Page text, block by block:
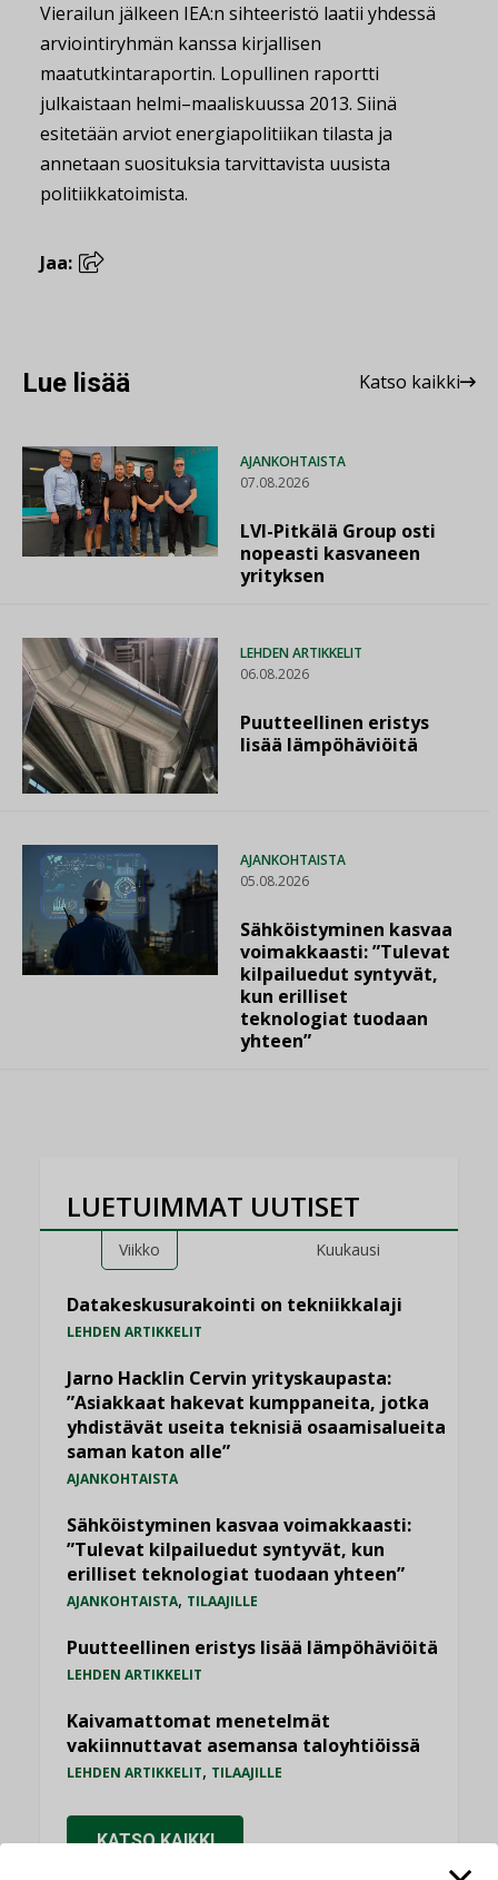
Vierailun jälkeen IEA:n sihteeristö laatii yhdessä
arviointiryhmän kanssa kirjallisen
maatutkintaraportin. Lopullinen raportti
julkaistaan helmi–maaliskuussa 2013. Siinä
esitetään arviot energiapolitiikan tilasta ja
annetaan suosituksia tarvittavista uusista
politiikkatoimista.
Jaa:
Lue lisää Katso kaikki
AJANKOHTAISTA
07.08.2026
LVI-Pitkälä Group osti
nopeasti kasvaneen
yrityksen
LEHDEN ARTIKKELIT
06.08.2026
Puutteellinen eristys
lisää lämpöhäviöitä
AJANKOHTAISTA
05.08.2026
Sähköistyminen kasvaa
voimakkaasti: ”Tulevat
kilpailuedut syntyvät,
kun erilliset
teknologiat tuodaan
yhteen”
LUETUIMMAT UUTISET
Viikko Kuukausi
Datakeskusurakointi on tekniikkalaji
LEHDEN ARTIKKELIT
Jarno Hacklin Cervin yrityskaupasta:
”Asiakkaat hakevat kumppaneita, jotka
yhdistävät useita teknisiä osaamisalueita
saman katon alle”
AJANKOHTAISTA
Sähköistyminen kasvaa voimakkaasti:
”Tulevat kilpailuedut syntyvät, kun
erilliset teknologiat tuodaan yhteen”
AJANKOHTAISTA, TILAAJILLE
Puutteellinen eristys lisää lämpöhäviöitä
LEHDEN ARTIKKELIT
Kaivamattomat menetelmät
vakiinnuttavat asemansa taloyhtiöissä
LEHDEN ARTIKKELIT, TILAAJILLE
KATSO KAIKKI